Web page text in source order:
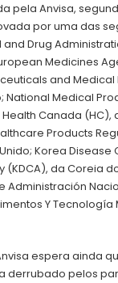
pela Anvisa,
por uma das
Drug
Medicines
and
National Medical
Health Canada (HC),
Products
Korea Disease
(KDCA), da Coreia
Administración
Y Tecnología
espera ainda
derrubado pelos